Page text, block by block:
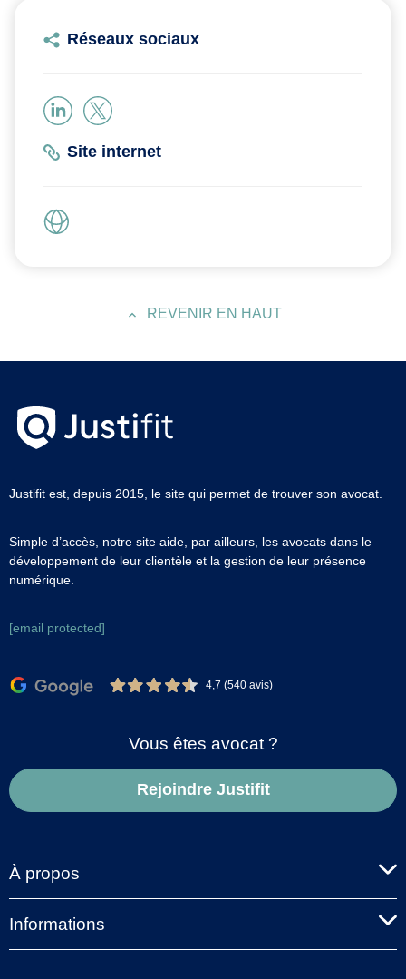
Réseaux sociaux
Site internet
REVENIR EN HAUT
Justifit est, depuis 2015, le site qui permet de trouver son avocat.
Simple d’accès, notre site aide, par ailleurs, les avocats dans le
développement de leur clientèle et la gestion de leur présence
numérique.
[email protected]
4,7 (540 avis)
Vous êtes avocat ?
Rejoindre Justifit
À propos
Informations